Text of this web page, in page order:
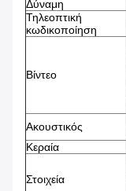
Δύναμη
Τηλεοπτική
κωδικοποίηση
Βίντεο
Ακουστικός
Κεραία
Στοιχεία